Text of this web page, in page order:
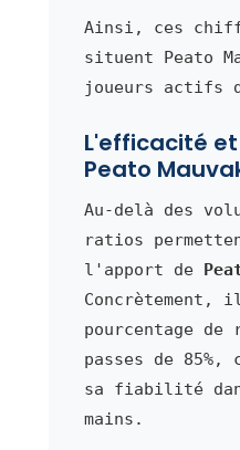
Ainsi, ces
situent Peato
joueurs actifs
L'efficacité
Peato
Au-delà des
ratios
l'apport de
Concrètement,
pourcentage
passes de
sa fiabilité
mains.